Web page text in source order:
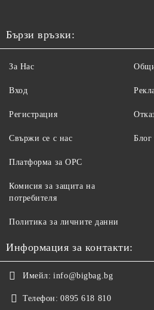
Бързи връзки:
За Нас
Вход
Регистрация
Свържи се с нас Блог
Платформа за ОРС
Комисия за защита на
потребителя
Политика за личните данни
Информация за контакти:
Имейл: info@bigbag.bg
Телефон: 0895 618 810